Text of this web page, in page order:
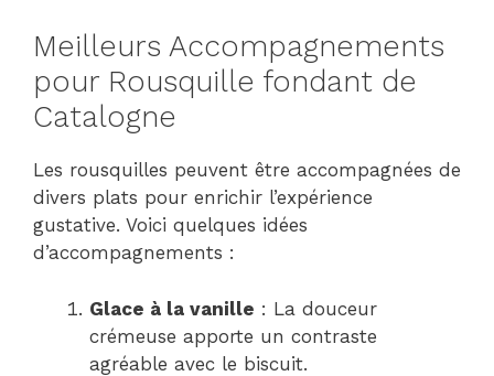
Meilleurs Accompagnements
pour Rousquille fondant de
Catalogne
Les rousquilles peuvent être accompagnées de
divers plats pour enrichir l’expérience
gustative. Voici quelques idées
d’accompagnements :
Glace à la vanille : La douceur
crémeuse apporte un contraste
agréable avec le biscuit.